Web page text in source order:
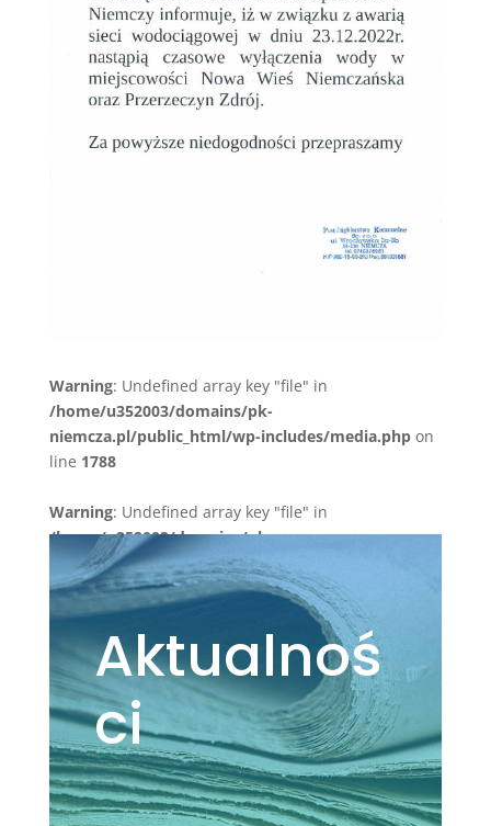
Warning: Undefined array key "file" in
/home/u352003/domains/pk-
niemcza.pl/public_html/wp-includes/media.phpon
line 1788
Warning: Undefined array key "file" in
/home/u352003/domains/pk-
niemcza.pl/public_html/wp-includes/media.php
line1788
Aktualnoś
ci